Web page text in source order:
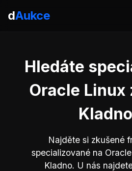
dAukce
Hledáte
Oracle Linux
Najděte si zkušené
specializované na
Kladno. U nás